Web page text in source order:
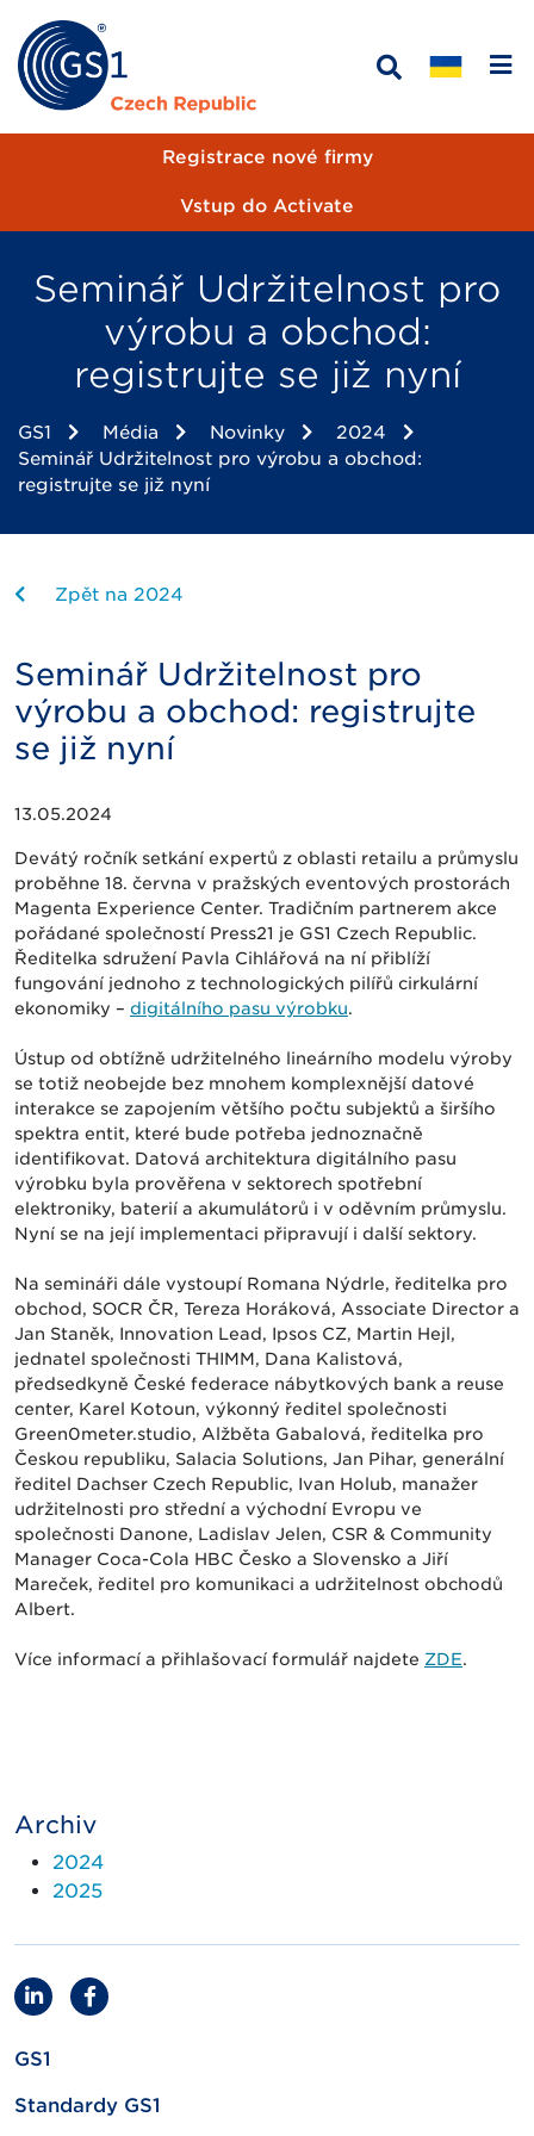
Registrace nové firmy
Vstup do Activate
Seminář Udržitelnost pro
výrobu a obchod:
registrujte se již nyní
GS1 Média Novinky
2024
Seminář Udržitelnost pro výrobu a obchod:
registrujte se již nyní
Zpět na 2024
Seminář Udržitelnost pro
výrobu a obchod: registrujte
se již nyní
13.05.2024
Devátý ročník setkání expertů z oblasti retailu a průmyslu
proběhne 18. června v pražských eventových prostorách
Magenta Experience Center. Tradičním partnerem akce
pořádané společností Press21 je GS1 Czech Republic.
Ředitelka sdružení Pavla Cihlářová na ní přiblíží
fungování jednoho z technologických pilířů cirkulární
ekonomiky – digitálního pasu výrobku.
Ústup od obtížně udržitelného lineárního modelu výroby
se totiž neobejde bez mnohem komplexnější datové
interakce se zapojením většího počtu subjektů a širšího
spektra entit, které bude potřeba jednoznačně
identifikovat. Datová architektura digitálního pasu
výrobku byla prověřena v sektorech spotřební
elektroniky, baterií a akumulátorů i v oděvním průmyslu.
Nyní se na její implementaci připravují i další sektory.
Na semináři dále vystoupí Romana Nýdrle, ředitelka pro
obchod, SOCR ČR, Tereza Horáková, Associate Director a
Jan Staněk, Innovation Lead, Ipsos CZ, Martin Hejl,
jednatel společnosti THIMM, Dana Kalistová,
předsedkyně České federace nábytkových bank a reuse
center, Karel Kotoun, výkonný ředitel společnosti
Green0meter.studio, Alžběta Gabalová, ředitelka pro
Českou republiku, Salacia Solutions, Jan Pihar, generální
ředitel Dachser Czech Republic, Ivan Holub, manažer
udržitelnosti pro střední a východní Evropu ve
společnosti Danone, Ladislav Jelen, CSR & Community
Manager Coca-Cola HBC Česko a Slovensko a Jiří
Mareček, ředitel pro komunikaci a udržitelnost obchodů
Albert.
Více informací a přihlašovací formulář najdete ZDE.
Archiv
2024
2025
GS1
Standardy GS1